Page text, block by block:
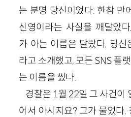
는 분명 당신이었다. 한참 만
신영이라는 사실을 깨달았
가 아는 이름은 달랐다. 당신
라고 소개했고, 모든 SNS 플
는 이름을 썼다.
경찰은 1월 22일 그 사건이
어서 아시지요? 그가 물었다.